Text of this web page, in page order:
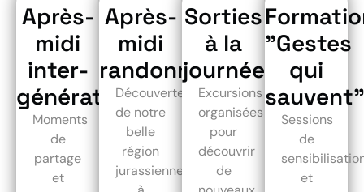
Après-
midi
inter-
générationnelle
Moments
de
partage
et
Après-
midi
randonnée
Découverte
de notre
belle
région
jurassienne
Sorties
à la
journée
Excursions
organisées
pour
découvrir
de
"Gestes
qui
sauvent"
Sessions
de
et